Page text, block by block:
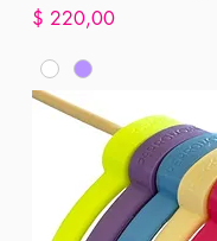
Precio
$ 220,00